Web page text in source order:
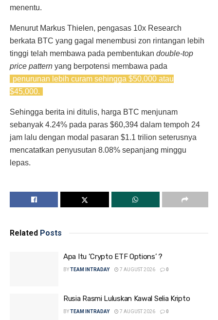
menentu.
Menurut Markus Thielen, pengasas 10x Research
berkata BTC yang gagal menembusi zon rintangan lebih
tinggi telah membawa pada pembentukan double-top
price pattern yang berpotensi membawa pada
penurunan lebih curam sehingga $50,000 atau
$45,000.
Sehingga berita ini ditulis, harga BTC menjunam
sebanyak 4.24% pada paras $60,394 dalam tempoh 24
jam lalu dengan modal pasaran $1.1 trilion seterusnya
mencatatkan penyusutan 8.08% sepanjang minggu
lepas.
Related Posts
Apa Itu ‘Crypto ETF Options’ ?
BYTEAM INTRADAY 7 AUGUST 2026 0
Rusia Rasmi Luluskan Kawal Selia Kripto
BYTEAM INTRADAY 7 AUGUST 2026 0